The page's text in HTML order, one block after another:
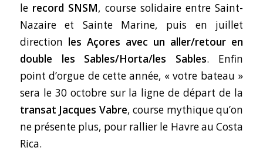
le record SNSM, course solidaire entre Saint-
Nazaire et Sainte Marine, puis en juillet
direction les Açores avec un aller/retour en
double les Sables/Horta/les Sables. Enfin
point d’orgue de cette année, « votre bateau »
sera le 30 octobre sur la ligne de départ de la
transat Jacques Vabre, course mythique qu’on
ne présente plus, pour rallier le Havre au Costa
Rica.